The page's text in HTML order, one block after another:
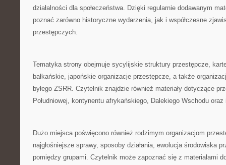
działalności dla społeczeństwa. Dzięki regularnie dodawanym
poznać zarówno historyczne wydarzenia, jak i współczesne
przestępczych.
Tematyka strony obejmuje sycylijskie struktury przestępcze,
bałkańskie, japońskie organizacje przestępcze, a także
byłego ZSRR. Czytelnik znajdzie również materiały dotyczące
Południowej, kontynentu afrykańskiego, Dalekiego Wschodu
Dużo miejsca poświęcono również rodzimym organizacjom
najgłośniejsze sprawy, sposoby działania, ewolucja środowiska
pomiędzy grupami. Czytelnik może zapoznać się z materiałami